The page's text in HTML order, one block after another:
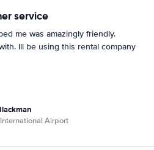
service
me was amazingly friendly.
Ill be using this rental company
Airport